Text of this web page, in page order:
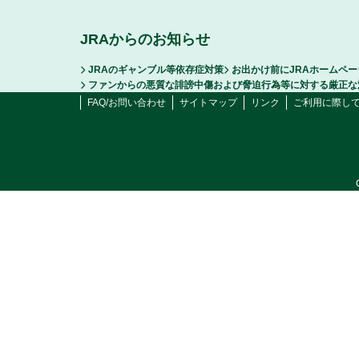
JRAからのお知らせ
JRAのギャンブル等依存症対策
お出かけ前にJRAホームペ
ファンからの悪質な誹謗中傷および脅迫行為等に対する厳正
FAQ/お問い合わせ
サイトマップ リンク ご利用に際し